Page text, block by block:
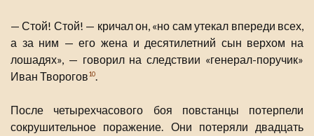
— Стой! Стой! — кричал он, «но сам утекал впереди всех,
а за ним — его жена и десятилетний сын верхом на
лошадях», — говорил на следствии «генерал-поручик»
Иван Творогов10.
После четырехчасового боя повстанцы потерпели
сокрушительное поражение. Они потеряли двадцать